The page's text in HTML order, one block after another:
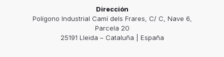
Dirección
Polígono Industrial Camí dels Frares, C/ C, Nave 6,
Parcela 20
25191 Lleida – Cataluña | España